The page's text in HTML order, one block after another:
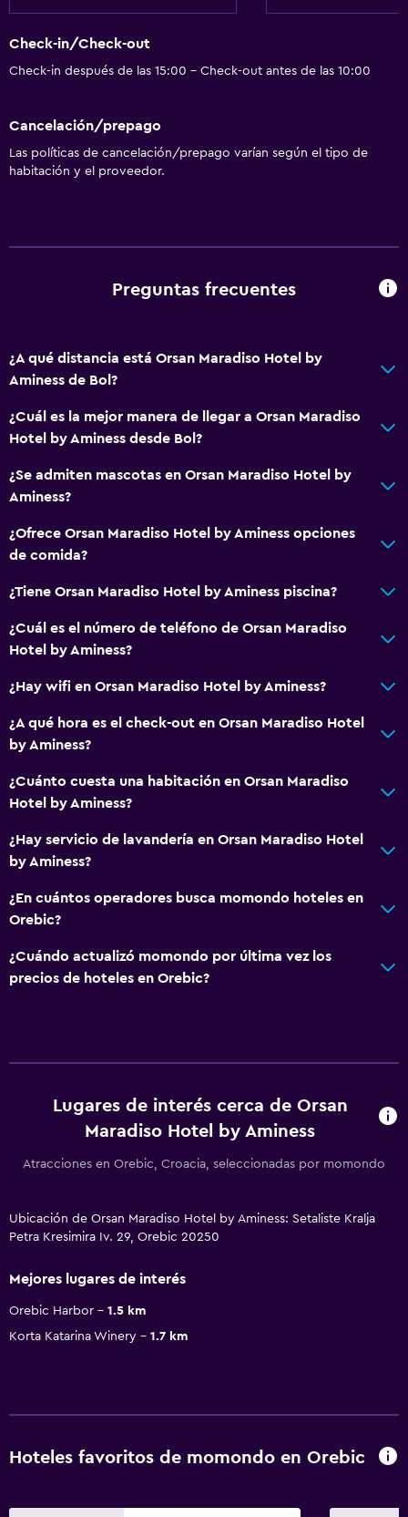
Check-in/Check-out
Check-in después de las 15:00 - Check-out antes de las 10:00
Cancelación/prepago
Las políticas de cancelación/prepago varían según el tipo de
habitación y el proveedor.
Preguntas frecuentes
¿A qué distancia está Orsan Maradiso Hotel by
Aminess de Bol?
¿Cuál es la mejor manera de llegar a Orsan Maradiso
Hotel by Aminess desde Bol?
¿Se admiten mascotas en Orsan Maradiso Hotel by
Aminess?
¿Ofrece Orsan Maradiso Hotel by Aminess opciones
de comida?
¿Tiene Orsan Maradiso Hotel by Aminess piscina?
¿Cuál es el número de teléfono de Orsan Maradiso
Hotel by Aminess?
¿Hay wifi en Orsan Maradiso Hotel by Aminess?
¿A qué hora es el check-out en Orsan Maradiso Hotel
by Aminess?
¿Cuánto cuesta una habitación en Orsan Maradiso
Hotel by Aminess?
¿Hay servicio de lavandería en Orsan Maradiso Hotel
by Aminess?
¿En cuántos operadores busca momondo hoteles en
Orebic?
¿Cuándo actualizó momondo por última vez los
precios de hoteles en Orebic?
Lugares de interés cerca de Orsan
Maradiso Hotel by Aminess
Atracciones en Orebic, Croacia, seleccionadas por momondo
Ubicación de Orsan Maradiso Hotel by Aminess: Setaliste Kralja
Petra Kresimira Iv. 29, Orebic 20250
Mejores lugares de interés
Orebic Harbor
1.5 km
Korta Katarina Winery
1.7 km
Hoteles favoritos de momondo en Orebic